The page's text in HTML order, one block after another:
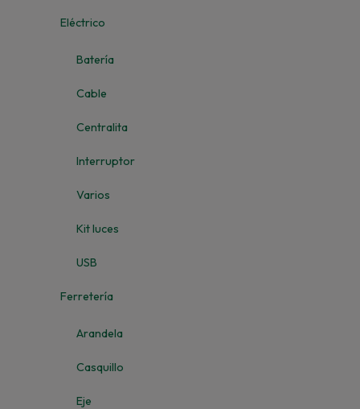
Eléctrico
Batería
Cable
Centralita
Interruptor
Varios
Kit luces
USB
Ferretería
Arandela
Casquillo
Eje